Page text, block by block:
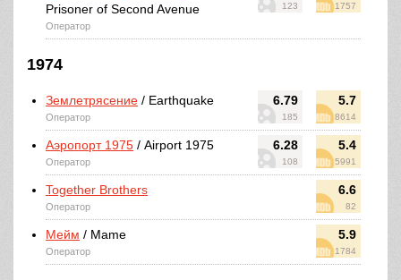
123 1757
Prisoner of Second Avenue
Оператор
1974
6.79
185
5.7
8614
Землетрясение / Earthquake
Оператор
6.28
108
5.4
5991
Аэропорт 1975 / Airport 1975
Оператор
6.6
82
Together Brothers
Оператор
5.9
1784
Мейм / Mame
Оператор